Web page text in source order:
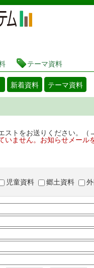
岡山県立図書館
テーマ資料
新着資料 テーマ資料
ストをお送りください。（
ません。お知らせメール
児童資料 郷土資料